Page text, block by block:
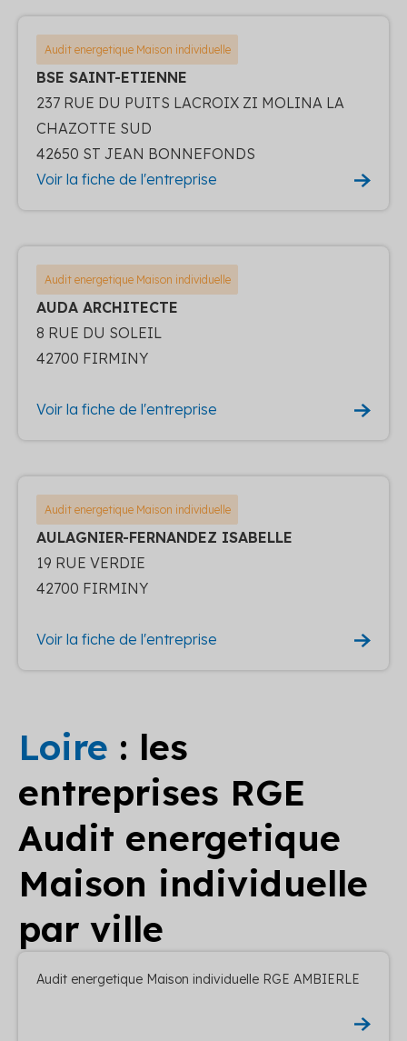
Audit energetique Maison individuelle
BSE SAINT-ETIENNE
237 RUE DU PUITS LACROIX ZI MOLINA LA
CHAZOTTE SUD
42650 ST JEAN BONNEFONDS
Voir la fiche de l'entreprise
Audit energetique Maison individuelle
AUDA ARCHITECTE
8 RUE DU SOLEIL
42700 FIRMINY
Voir la fiche de l'entreprise
Audit energetique Maison individuelle
AULAGNIER-FERNANDEZ ISABELLE
19 RUE VERDIE
42700 FIRMINY
Voir la fiche de l'entreprise
Loire : les
entreprises RGE
Audit energetique
Maison individuelle
par ville
Audit energetique Maison individuelle RGE AMBIERLE